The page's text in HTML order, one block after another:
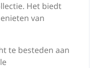
Het biedt
van
te besteden aan